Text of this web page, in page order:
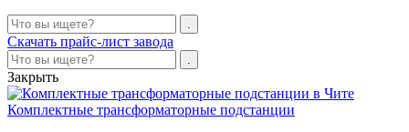
Скачать прайс-лист завода
Закрыть
Комплектные трансформаторные подстанции